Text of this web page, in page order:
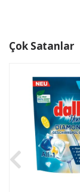
Çok Satanlar